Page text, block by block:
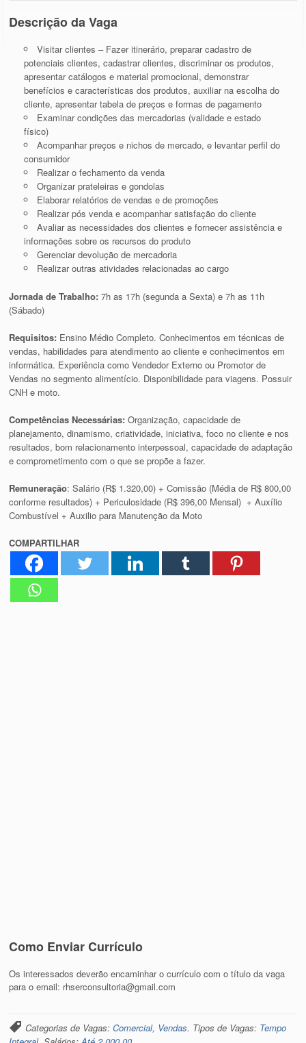
Descrição da Vaga
Visitar clientes – Fazer itinerário, preparar cadastro de
potenciais clientes, cadastrar clientes, discriminar os produtos,
apresentar catálogos e material promocional, demonstrar
benefícios e características dos produtos, auxiliar na escolha do
cliente, apresentar tabela de preços e formas de pagamento
Examinar condições das mercadorias (validade e estado
físico)
Acompanhar preços e nichos de mercado, e levantar perfil do
consumidor
Realizar o fechamento da venda
Organizar prateleiras e gondolas
Elaborar relatórios de vendas e de promoções
Realizar pós venda e acompanhar satisfação do cliente
Avaliar as necessidades dos clientes e fornecer assistência e
informações sobre os recursos do produto
Gerenciar devolução de mercadoria
Realizar outras atividades relacionadas ao cargo
Jornada de Trabalho:7h as 17h (segunda a Sexta) e 7h as 11h
(Sábado)
Requisitos: Ensino Médio Completo. Conhecimentos em técnicas de
vendas, habilidades para atendimento ao cliente e conhecimentos em
informática. Experiência como Vendedor Externo ou Promotor de
Vendas no segmento alimentício. Disponibilidade para viagens. Possuir
CNH e moto.
Competências Necessárias:Organização, capacidade de
planejamento, dinamismo, criatividade, iniciativa, foco no cliente e nos
resultados, bom relacionamento interpessoal, capacidade de adaptação
e comprometimento com o que se propõe a fazer.
Remuneração: Salário (R$ 1.320,00) + Comissão (Média de R$ 800,00
conforme resultados) + Periculosidade (R$ 396,00 Mensal) + Auxílio
Combustível + Auxilio para Manutenção da Moto
COMPARTILHAR
Como Enviar Currículo
Os interessados deverão encaminhar o currículo com o título da vaga
para o email: rhserconsultoria@gmail.com
Categorias de Vagas:Comercial, Vendas. Tipos de Vagas: Tempo